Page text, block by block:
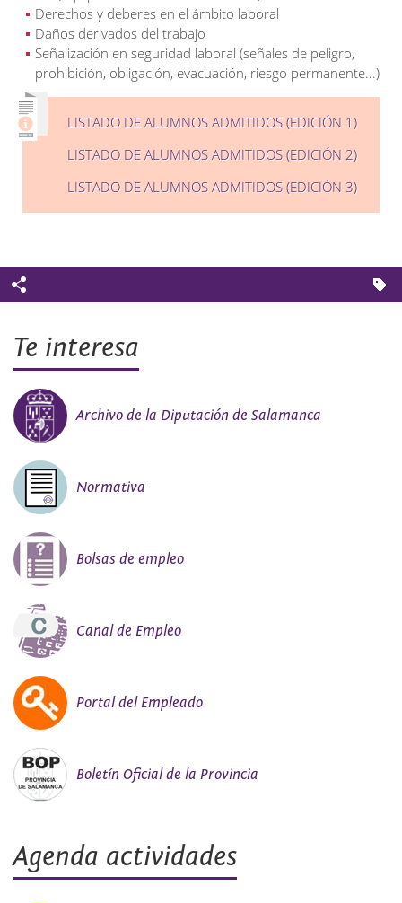
Derechos y deberes en el ámbito laboral
Daños derivados del trabajo
Señalización en seguridad laboral (señales de peligro,
prohibición, obligación, evacuación, riesgo permanente...)
LISTADO DE ALUMNOS ADMITIDOS (EDICIÓN 1)
LISTADO DE ALUMNOS ADMITIDOS (EDICIÓN 2)
LISTADO DE ALUMNOS ADMITIDOS (EDICIÓN 3)
Te interesa
Archivo de la Diputación de Salamanca
Normativa
Bolsas de empleo
Canal de Empleo
Portal del Empleado
Boletín Oficial de la Provincia
Agenda actividades